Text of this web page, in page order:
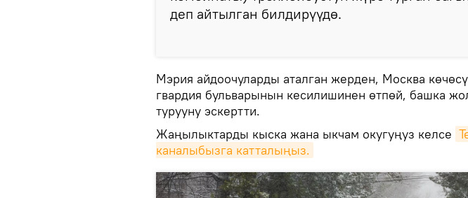
деп айтылган билдирүүдө.
Мэрия айдоочуларды аталган жерден, Москва
гвардия бульварынын кесилишинен өтпөй, башка
турууну эскертти.
Жаңылыктарды кыска жана ыкчам окугуңуз келсе
каналыбызга катталыңыз.